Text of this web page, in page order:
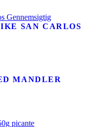
SAN CARLOS
MANDLER